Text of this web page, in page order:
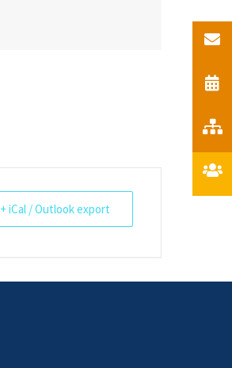
+ iCal / Outlook export